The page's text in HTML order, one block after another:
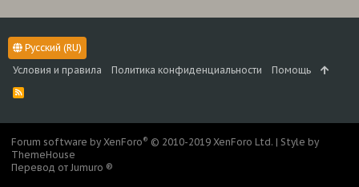
Русский (RU)
Условия и правила
Политика конфиденциальности Помощь
R
S
Forum software by XenForo® © 2010-2019 XenForo Ltd. | Style by
ThemeHouse
Перевод от Jumuro ®